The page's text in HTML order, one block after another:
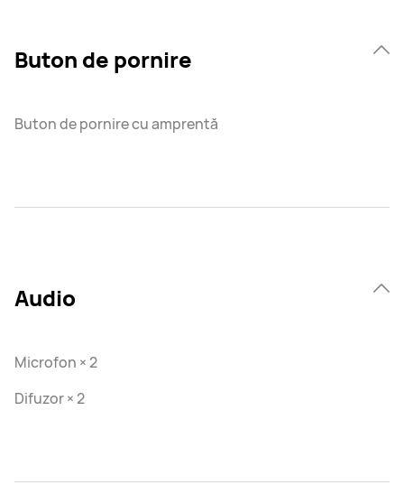
Buton de pornire
Buton de pornire cu amprentă
Audio
Microfon × 2
Difuzor × 2